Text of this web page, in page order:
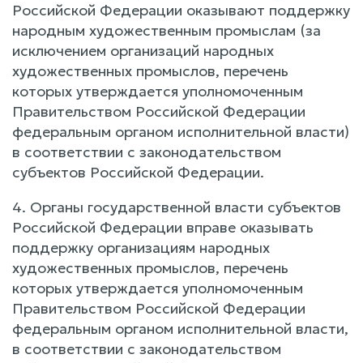
Российской Федерации оказывают поддержку
народным художественным промыслам (за
исключением организаций народных
художественных промыслов, перечень
которых утверждается уполномоченным
Правительством Российской Федерации
федеральным органом исполнительной власти)
в соответствии с законодательством
субъектов Российской Федерации.
4. Органы государственной власти субъектов
Российской Федерации вправе оказывать
поддержку организациям народных
художественных промыслов, перечень
которых утверждается уполномоченным
Правительством Российской Федерации
федеральным органом исполнительной власти,
в соответствии с законодательством